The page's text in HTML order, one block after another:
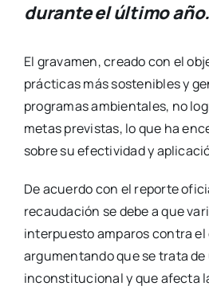
durante el último año.
El gravamen, creado con el
prácticas más sostenibles y
programas ambientales, no
metas previstas, lo que ha
sobre su efectividad y
De acuerdo con el reporte
recaudación se debe a que
interpuesto amparos contra el
argumentando que se trata de
inconstitucional y que afecta